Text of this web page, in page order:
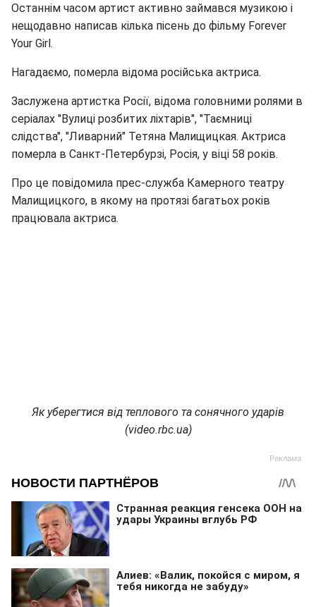
Останнім часом артист активно займався музикою і
нещодавно написав кілька пісень до фільму Forever
Your Girl.
Нагадаємо, померла відома російська актриса.
Заслужена артистка Росії, відома головними ролями в
серіалах "Вулиці розбитих ліхтарів", "Таємниці
слідства", "Ливарний" Тетяна Малищицкая. Актриса
померла в Санкт-Петербурзі, Росія, у віці 58 років.
Про це повідомила прес-служба Камерного театру
Малищицкого, в якому на протязі багатьох років
працювала актриса.
Як уберегтися від теплового та сонячного ударів
(video.rbc.ua)